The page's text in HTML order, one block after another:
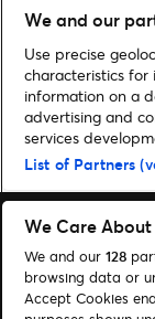
Home»Musik»
Suchen
We and our
Use precise
characteristics for
information on a
advertising and
services
List of Partners
We Care
We and our 128
browsing data or
Accept Cookies